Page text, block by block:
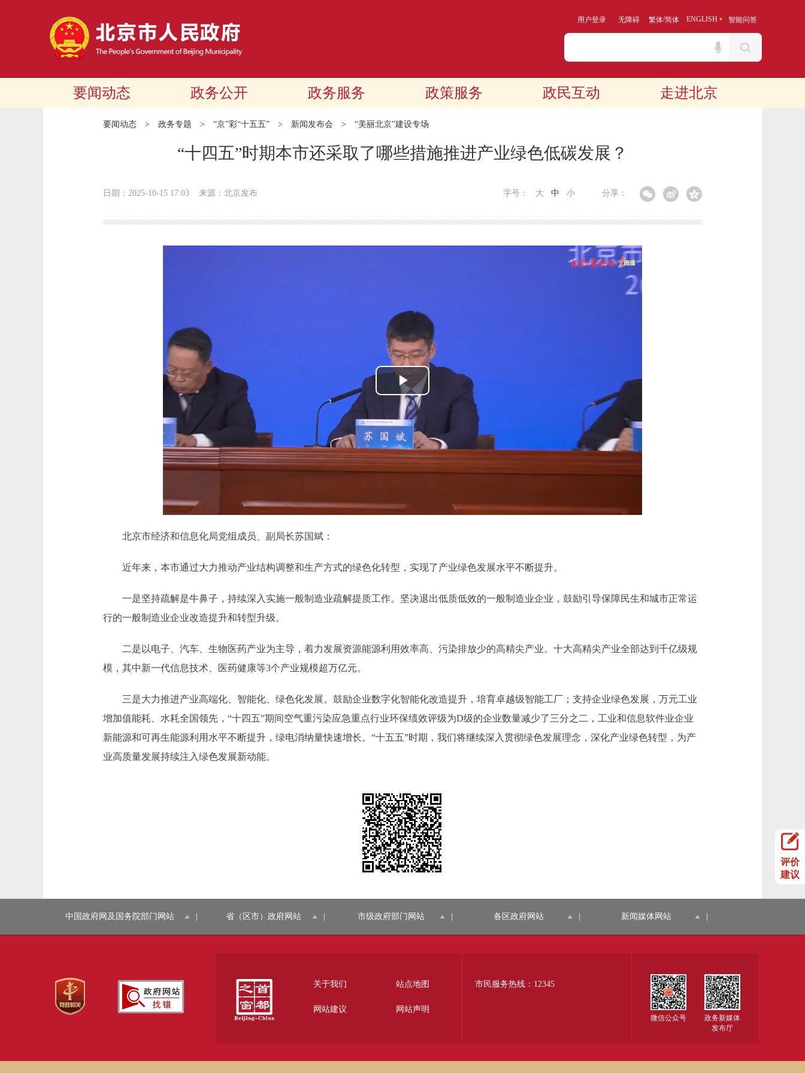
用户登录 无障碍 繁体/简体 ENGLISH 智能问答
要闻动态 政务公开 政务服务 政策服务 政民互动 走进北京
要闻动态 > 政务专题 > “京”彩“十五五” > 新闻发布会 > “美丽北京”建设专场
“十四五”时期本市还采取了哪些措施推进产业绿色低碳发展？
日期：2025-10-15 17:03 来源：北京发布 分享：
字号： 大 中 小
播
放
视
频
北京市经济和信息化局党组成员、副局长苏国斌：
近年来，本市通过大力推动产业结构调整和生产方式的绿色化转型，实现了产业绿色发展水平不断提升。
一是坚持疏解是牛鼻子，持续深入实施一般制造业疏解提质工作。坚决退出低质低效的一般制造业企业，鼓励引导保障民生和城市正常运
行的一般制造业企业改造提升和转型升级。
二是以电子、汽车、生物医药产业为主导，着力发展资源能源利用效率高、污染排放少的高精尖产业。十大高精尖产业全部达到千亿级规
模，其中新一代信息技术、医药健康等3个产业规模超万亿元。
三是大力推进产业高端化、智能化、绿色化发展。鼓励企业数字化智能化改造提升，培育卓越级智能工厂；支持企业绿色发展，万元工业
增加值能耗、水耗全国领先，“十四五”期间空气重污染应急重点行业环保绩效评级为D级的企业数量减少了三分之二，工业和信息软件业企业
新能源和可再生能源利用水平不断提升，绿电消纳量快速增长。“十五五”时期，我们将继续深入贯彻绿色发展理念，深化产业绿色转型，为产
业高质量发展持续注入绿色发展新动能。
评价
建议
中国政府网及国务院部门网站 省（区市）政府网站 市级政府部门网站 各区政府网站 新闻媒体网站
关于我们 站点地图
网站建议 网站声明
市民服务热线：12345
微信公众号
政务新媒体
发布厅